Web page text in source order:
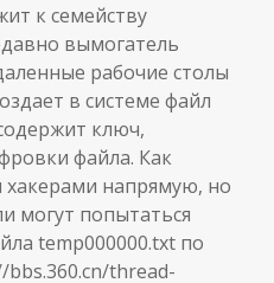
к семейству
вымогатель
рабочие столы
в системе файл
ключ,
файла. Как
хакерами напрямую, но
могут попытаться
temp000000.txt по
thread-